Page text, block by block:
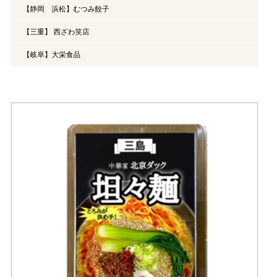
【静岡 浜松】むつみ餃子
【三重】 西ざわ笑店
【岐阜】大栄食品